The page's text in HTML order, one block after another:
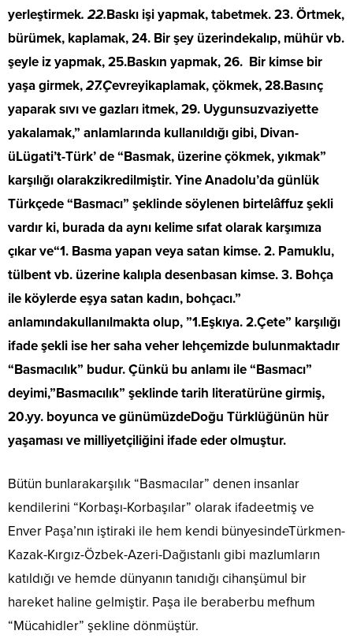
yerleştirmek. 22.Baskı işi yapmak, tabetmek. 23. Örtmek,
bürümek, kaplamak, 24. Bir şey üzerindekalıp, mühür vb.
şeyle iz yapmak, 25.Baskın yapmak, 26. Bir kimse bir
yaşa girmek,27.Çevreyikaplamak, çökmek, 28.Basınç
yaparak sıvı ve gazları itmek, 29. Uygunsuzvaziyette
yakalamak,” anlamlarında kullanıldığı gibi, Divan-
üLügati’t-Türk’ de “Basmak, üzerine çökmek, yıkmak”
karşılığı olarakzikredilmiştir. Yine Anadolu’da günlük
Türkçede “Basmacı” şeklinde söylenen birtelâffuz şekli
vardır ki, burada da aynı kelime sıfat olarak karşımıza
çıkar ve“1. Basma yapan veya satan kimse. 2. Pamuklu,
tülbent vb. üzerine kalıpla desenbasan kimse. 3. Bohça
ile köylerde eşya satan kadın, bohçacı.”
anlamındakullanılmakta olup, ”1.Eşkıya. 2.Çete” karşılığı
ifade şekli ise her saha veher lehçemizde bulunmaktadır
“Basmacılık” budur. Çünkü bu anlamı ile “Basmacı”
deyimi,”Basmacılık” şeklinde tarih literatürüne girmiş,
20.yy. boyunca ve günümüzdeDoğu Türklüğünün hür
yaşaması ve milliyetçiliğini ifade eder olmuştur.
Bütün bunlarakarşılık “Basmacılar” denen insanlar
kendilerini “Korbaşı-Korbaşılar” olarak ifadeetmiş ve
Enver Paşa’nın iştiraki ile hem kendi bünyesindeTürkmen-
Kazak-Kırgız-Özbek-Azeri-Dağıstanlı gibi mazlumların
katıldığı ve hemde dünyanın tanıdığı cihanşümul bir
hareket haline gelmiştir. Paşa ile beraberbu mefhum
“Mücahidler” şekline dönmüştür.